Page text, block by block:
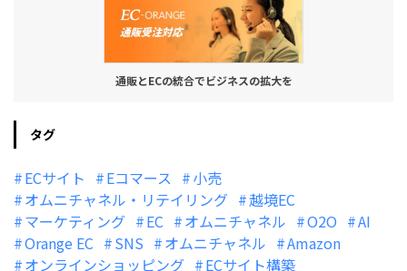
通販とECの統合でビジネスの拡大を
タグ
ECサイト Eコマース
小売
オムニチャネル・リテイリング
越境EC
マーケティング
EC オムニチャネル O2O
AI
Orange EC
SNS オムニチャネル
Amazon
オンラインショッピング
ECサイト構築